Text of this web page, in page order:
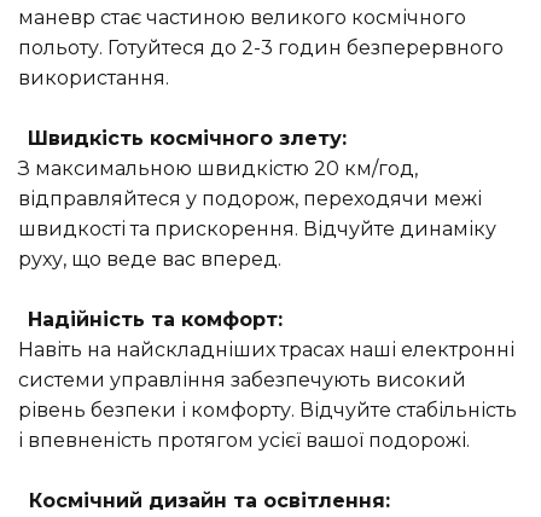
маневр стає частиною великого космічного
польоту. Готуйтеся до 2-3 годин безперервного
використання.
Швидкість космічного злету:
З максимальною швидкістю 20 км/год,
відправляйтеся у подорож, переходячи межі
швидкості та прискорення. Відчуйте динаміку
руху, що веде вас вперед.
Надійність та комфорт:
Навіть на найскладніших трасах наші електронні
системи управління забезпечують високий
рівень безпеки і комфорту. Відчуйте стабільність
і впевненість протягом усієї вашої подорожі.
Космічний дизайн та освітлення: